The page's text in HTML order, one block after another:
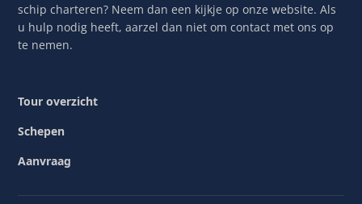
schip charteren? Neem dan een kijkje op onze website. Als
u hulp nodig heeft, aarzel dan niet om contact met ons op
te nemen.
Tour overzicht
Schepen
Aanvraag